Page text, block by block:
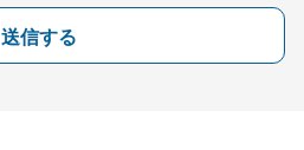
送信する